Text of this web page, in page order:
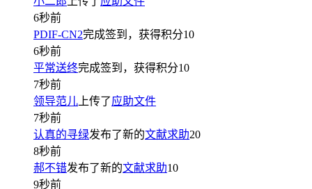
6秒前
PDIF-CN2完成签到，获得积分10
6秒前
平常送终完成签到，获得积分10
7秒前
领导范儿 上传了应助文件
7秒前
认真的寻绿发布了新的文献求助20
8秒前
郝不错发布了新的文献求助10
9秒前